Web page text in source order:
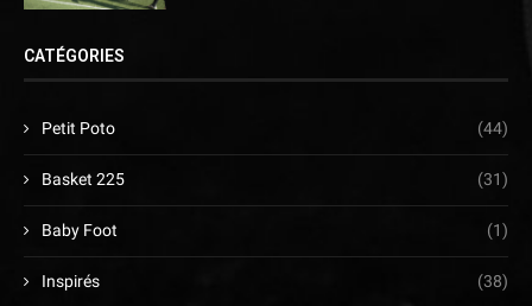
CATÉGORIES
Petit Poto (44)
Basket 225 (31)
Baby Foot (1)
Inspirés (38)